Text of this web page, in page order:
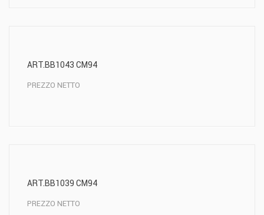
ART.BB1043 CM94
PREZZO NETTO
ART.BB1039 CM94
PREZZO NETTO